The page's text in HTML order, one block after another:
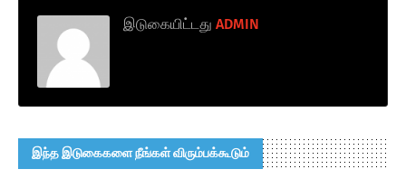
இடுகையிட்டது ADMIN
இந்த இடுகைகளை நீங்கள் விரும்பக்கூடும்